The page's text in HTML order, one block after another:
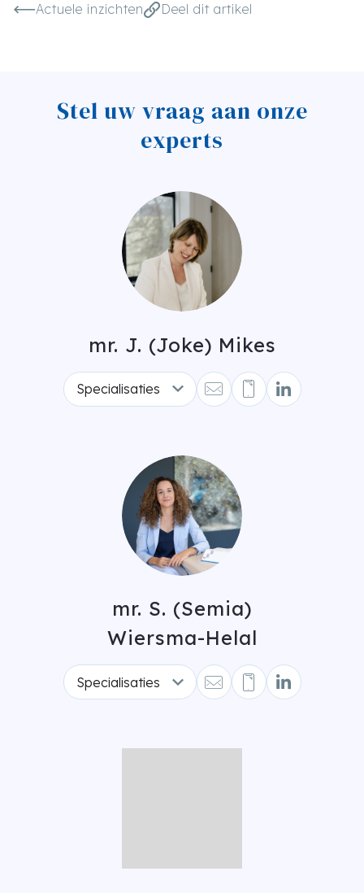
Actuele inzichten Deel dit artikel
Stel uw vraag aan onze
experts
mr. J. (Joke) Mikes
Specialisaties
mr. S. (Semia)
Wiersma-Helal
Specialisaties